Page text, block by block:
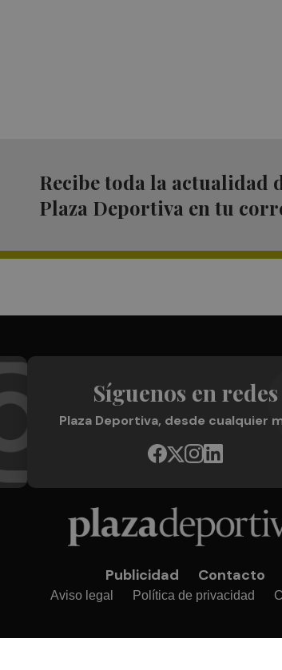
Recibe toda la actualidad
Plaza Deportiva en tu
Síguenos en redes
Plaza Deportiva, desde cualquier
Publicidad Contacto
Aviso legal Política de privacidad